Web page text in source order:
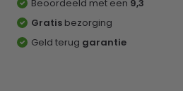
Beoordeeld met een 9,3
Gratis bezorging
Geld terug garantie